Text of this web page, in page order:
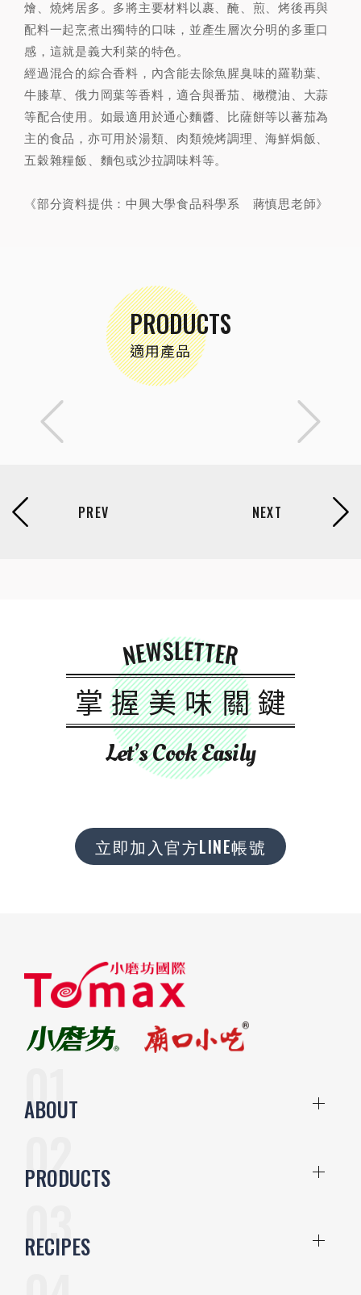
燴、燒烤居多。多將主要材料以裹、醃、煎、烤後再與
配料一起烹煮出獨特的口味，並產生層次分明的多重口
感，這就是義大利菜的特色。
經過混合的綜合香料，內含能去除魚腥臭味的羅勒葉、
牛膝草、俄力岡葉等香料，適合與番茄、橄欖油、大蒜
等配合使用。如最適用於通心麵醬、比薩餅等以蕃茄為
主的食品，亦可用於湯類、肉類燒烤調理、海鮮焗飯、
五穀雜糧飯、麵包或沙拉調味料等。
《部分資料提供：中興大學食品科學系 蔣慎思老師》
PRODUCTS
適用產品
NEWSLETTER
掌握美味關鍵
Let’s Cook Easily
立即加入官方LINE帳號
ABOUT
PRODUCTS
RECIPES